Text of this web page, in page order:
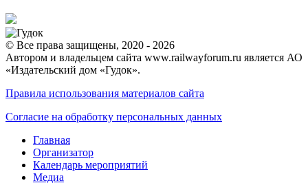
© Все права защищены, 2020 - 2026
Автором и владельцем сайта www.railwayforum.ru является АО
«Издательский дом «Гудок».
Правила использования материалов сайта
Согласие на обработку персональных данных
Главная
Организатор
Календарь мероприятий
Медиа